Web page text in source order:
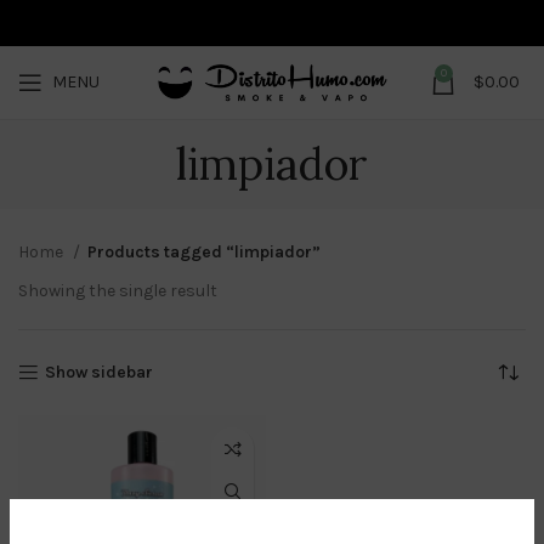
MENU 0 $0.00
limpiador
Home
Products tagged “limpiador”
Showing the single result
Show sidebar